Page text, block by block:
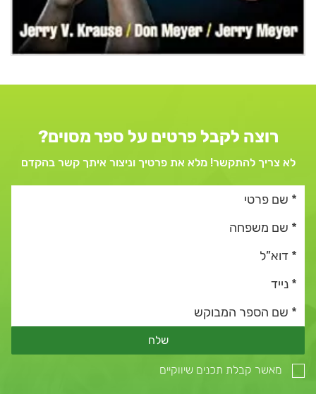
רוצה לקבל פרטים על ספר מסוים?
לא צריך להתקשר! מלא את פרטיך וניצור איתך קשר בהקדם
שלח
מאשר קבלת תכנים שיווקיים